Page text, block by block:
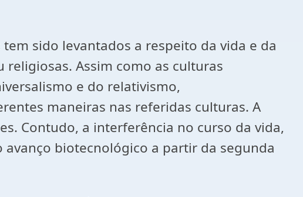
sido levantados a respeito da vida e da
Assim como as culturas
e do relativismo,
maneiras nas referidas culturas. A
Contudo, a interferência no curso da vida,
biotecnológico a partir da segunda